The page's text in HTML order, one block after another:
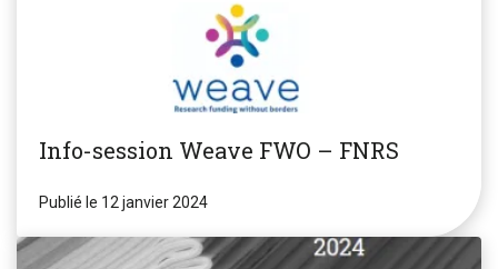
Info-session Weave FWO – FNRS
Publié le 12 janvier 2024